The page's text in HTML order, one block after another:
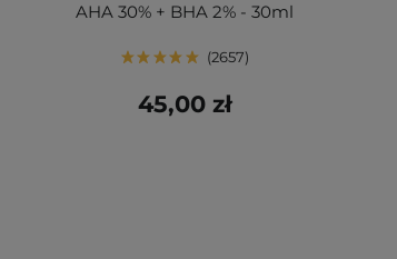
AHA 30% + BHA 2% - 30ml
2657
45,00 zł